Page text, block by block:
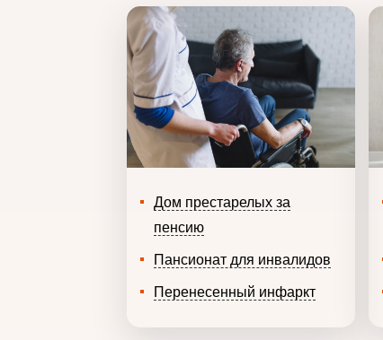
Дом престарелых за
пенсию
Пансионат для инвалидов
Перенесенный инфаркт